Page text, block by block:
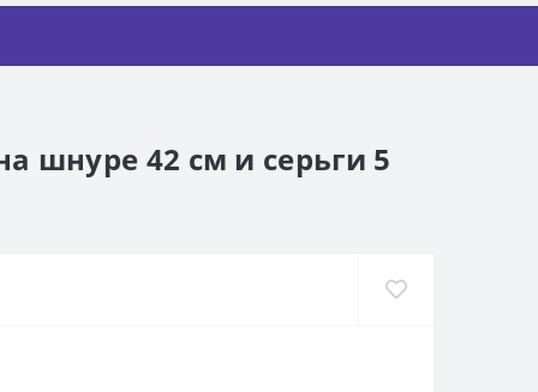
шнуре 42 см и серьги 5